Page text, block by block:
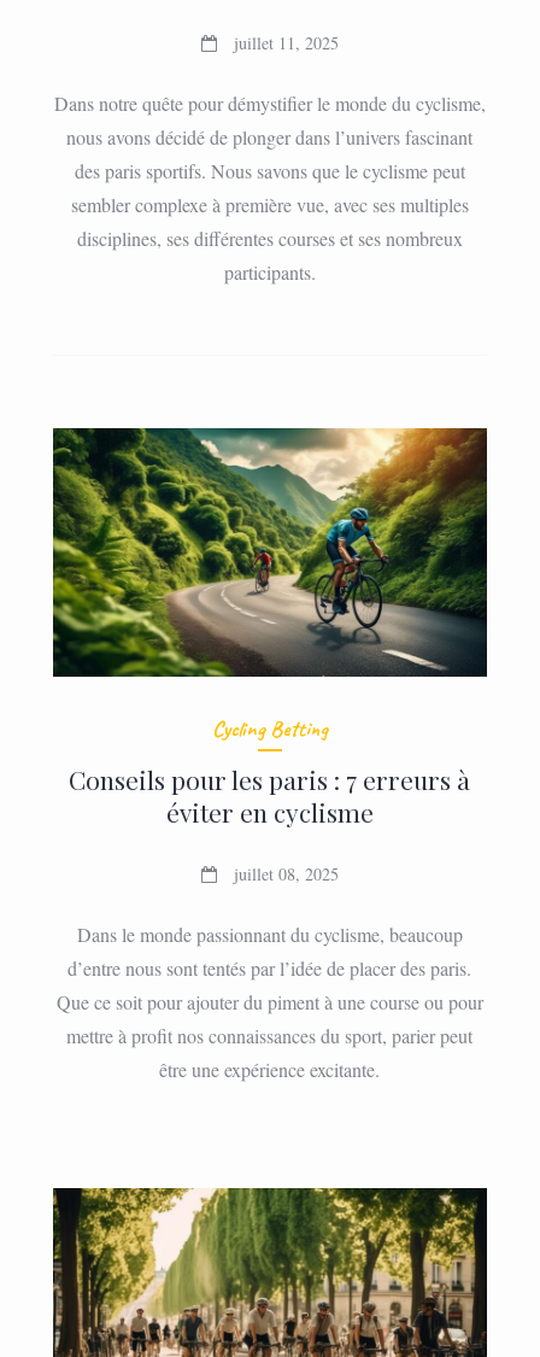
juillet 11, 2025
Dans notre quête pour démystifier le monde du cyclisme,
nous avons décidé de plonger dans l’univers fascinant
des paris sportifs. Nous savons que le cyclisme peut
sembler complexe à première vue, avec ses multiples
disciplines, ses différentes courses et ses nombreux
participants.
Cycling Betting
Conseils pour les paris : 7 erreurs à
éviter en cyclisme
juillet 08, 2025
Dans le monde passionnant du cyclisme, beaucoup
d’entre nous sont tentés par l’idée de placer des paris.
Que ce soit pour ajouter du piment à une course ou pour
mettre à profit nos connaissances du sport, parier peut
être une expérience excitante.